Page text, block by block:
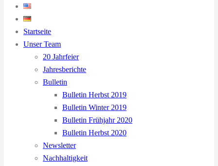
Startseite
Unser Team
20 Jahrfeier
Jahresberichte
Bulletin
Bulletin Herbst 2019
Bulletin Winter 2019
Bulletin Frühjahr 2020
Bulletin Herbst 2020
Newsletter
Nachhaltigkeit